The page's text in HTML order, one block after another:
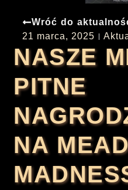
Wróć do
21 marca, 2025
NASZE
PITNE
NA